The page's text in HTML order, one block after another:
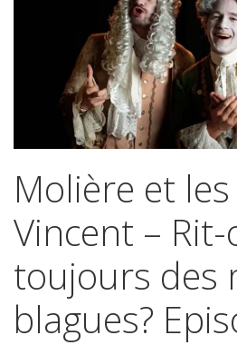
Molière et
Vincent – Rit-
toujours des
blagues?